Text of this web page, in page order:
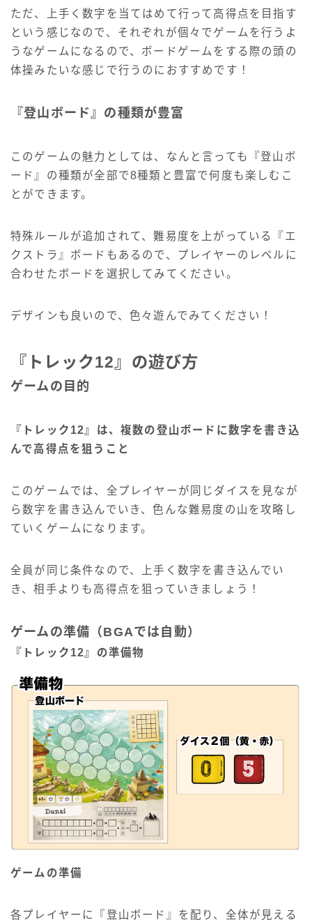
ただ、上手く数字を当てはめて行って高得点を目指す
という感じなので、それぞれが個々でゲームを行うよ
うなゲームになるので、ボードゲームをする際の頭の
体操みたいな感じで行うのにおすすめです！
『登山ボード』の種類が豊富
このゲームの魅力としては、なんと言っても『登山ボ
ード』の種類が全部で8種類と豊富で何度も楽しむこ
とができます。
特殊ルールが追加されて、難易度を上がっている『エ
クストラ』ボードもあるので、プレイヤーのレベルに
合わせたボードを選択してみてください。
デザインも良いので、色々遊んでみてください！
『トレック12』の遊び方
ゲームの目的
『トレック12』は、複数の登山ボードに数字を書き込
んで高得点を狙うこと
このゲームでは、全プレイヤーが同じダイスを見なが
ら数字を書き込んでいき、色んな難易度の山を攻略し
ていくゲームになります。
全員が同じ条件なので、上手く数字を書き込んでい
き、相手よりも高得点を狙っていきましょう！
ゲームの準備（BGAでは自動）
『トレック12』の準備物
ゲームの準備
各プレイヤーに『登山ボード』を配り、全体が見える